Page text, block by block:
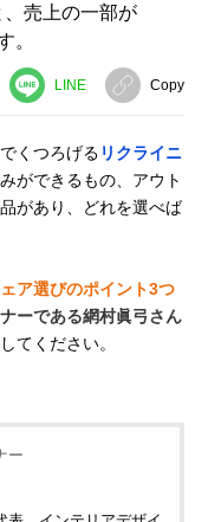
売上の一部が
。
LINE Copy
くつろげる リクライニ
ができるもの、アウト
があり、どれを選べば
ア選びのポイント3つ
ーである網村眞弓さん
てください。
ー